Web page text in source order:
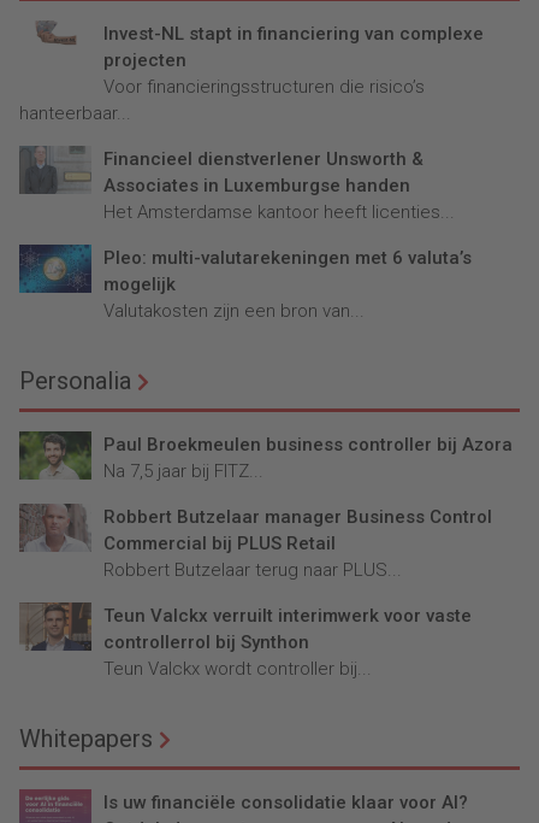
Invest-NL stapt in financiering van complexe
projecten
Voor financieringsstructuren die risico’s
hanteerbaar...
Financieel dienstverlener Unsworth &
Associates in Luxemburgse handen
Het Amsterdamse kantoor heeft licenties...
Pleo: multi-valutarekeningen met 6 valuta’s
mogelijk
Valutakosten zijn een bron van...
Personalia
Paul Broekmeulen business controller bij Azora
Na 7,5 jaar bij FITZ...
Robbert Butzelaar manager Business Control
Commercial bij PLUS Retail
Robbert Butzelaar terug naar PLUS...
Teun Valckx verruilt interimwerk voor vaste
controllerrol bij Synthon
Teun Valckx wordt controller bij...
Whitepapers
Is uw financiële consolidatie klaar voor AI?